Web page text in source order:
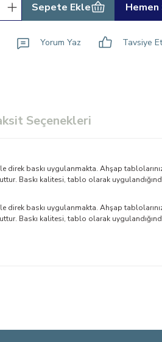
Sepete Ekle Hemen
Yorum Yaz Tavsiye Et
Seçenekleri
baskı uygulanmakta. Ahşap
Baskı kalitesi, tablo olarak
baskı uygulanmakta. Ahşap
Baskı kalitesi, tablo olarak